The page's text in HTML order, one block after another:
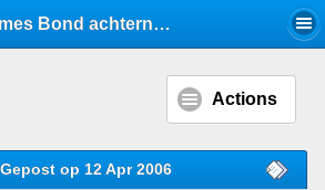
James Bond achterna - Pak - Stijlforum
Actions
op 12 Apr 2006